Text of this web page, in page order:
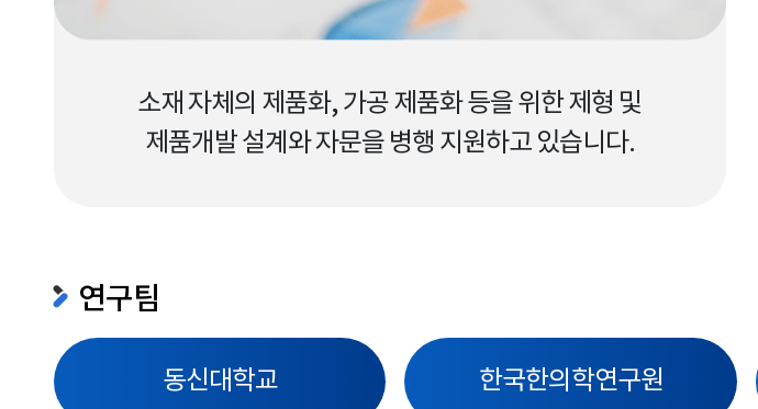
소재 자체의 제품화, 가공 제품화 등을 위한 제형 및
제품개발 설계와 자문을 병행 지원하고 있습니다.
연구팀
동신대학교 한국한의학연구원